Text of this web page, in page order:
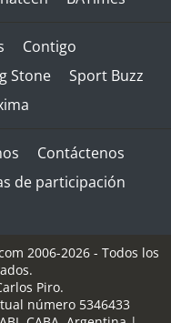
Contigo
Stone
Sport Buzz
Contáctenos
de participación
2006-2026 - Todos los
Piro.
número 5346433